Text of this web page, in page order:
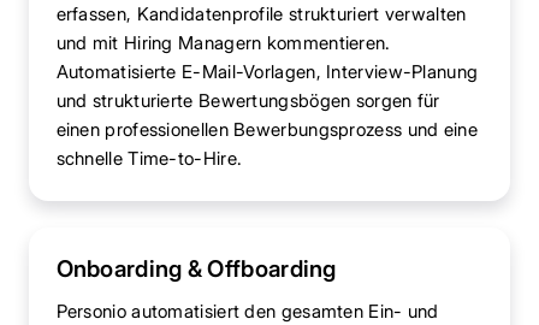
erfassen, Kandidatenprofile strukturiert verwalten
und mit Hiring Managern kommentieren.
Automatisierte E-Mail-Vorlagen, Interview-Planung
und strukturierte Bewertungsbögen sorgen für
einen professionellen Bewerbungsprozess und eine
schnelle Time-to-Hire.
Onboarding & Offboarding
Personio automatisiert den gesamten Ein- und